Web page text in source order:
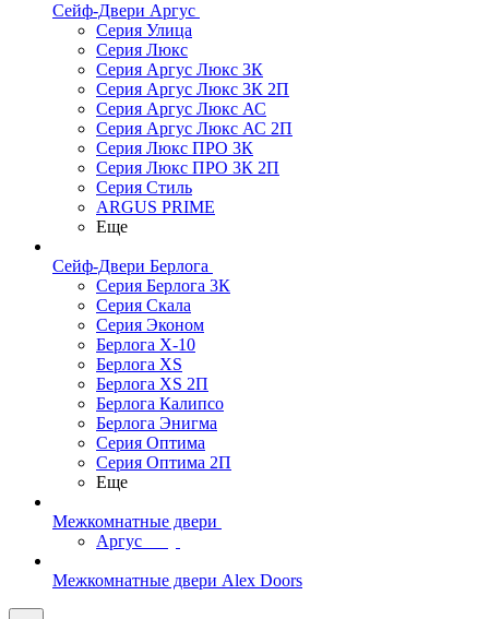
Сейф-Двери Аргус
Серия Улица
Серия Люкс
Серия Аргус Люкс 3К
Серия Аргус Люкс 3К 2П
Серия Аргус Люкс АС
Серия Аргус Люкс АС 2П
Серия Люкс ПРО 3К
Серия Люкс ПРО 3К 2П
Серия Стиль
ARGUS PRIME
Еще
Сейф-Двери Берлога
Серия Берлога 3К
Серия Скала
Серия Эконом
Берлога X-10
Берлога XS
Берлога XS 2П
Берлога Калипсо
Берлога Энигма
Серия Оптима
Серия Оптима 2П
Еще
Межкомнатные двери
Аргус
Межкомнатные двери Alex Doors